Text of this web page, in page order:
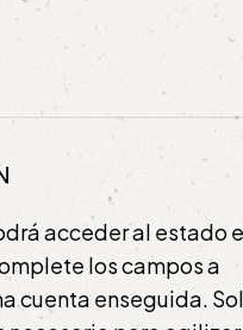
acceder al estado e
los campos a
cuenta enseguida.